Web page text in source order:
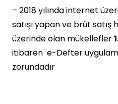
– 2018 yılında internet
satışı yapan ve brüt satış
üzerinde olan mükellefler
itibaren e-Defter
zorundadır